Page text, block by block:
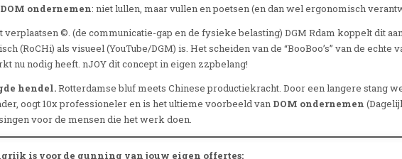
DOM ondernemen: niet lullen, maar vullen en poetsen (en dan wel ergonomisch
©. (de communicatie-gap en de fysieke belasting) DGM Rdam koppelt dit
(RoCHi) als visueel (YouTube/DGM) is. Het scheiden van de “BooBoo’s” van de echte
nu nodig heeft. nJOY dit concept in eigen zzpbelang!
hendel.Rotterdamse bluf meets Chinese productiekracht. Door een langere stang
oogt 10x professioneler en is het ultieme voorbeeld van DOM ondernemen
voor de mensen die het werk doen.
is voor de gunning van jouw eigen offertes: